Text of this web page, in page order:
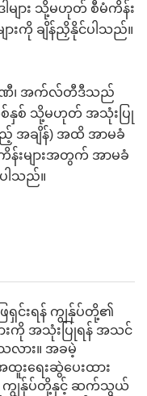
ျား သို့မဟုတ် စီမံကိန်း
ားကို ချိန်ညှိနိုင်ပါသည်။
ပဏီ၊ အက်လ်တီဒီသည်
နှစ် သို့မဟုတ် အသုံးပြု
ည့် အချိန်) အထိ အာမခံ
န်းများအတွက် အာမခံ
ါသည်။
ရှင်းရန် ကျွန်ုပ်တို့၏
ကို အသုံးပြုရန် အသင်
လား။ အခမဲ့
းရေးဆွဲပေးထား
ကျွန်ုပ်တို့နှင့် ဆက်သွယ်